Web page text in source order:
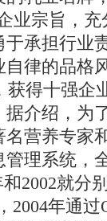
业宗旨，
承担行业
律的品格
获得十强企
介绍，为
营养专家
理系统，
2002就分
2004年通